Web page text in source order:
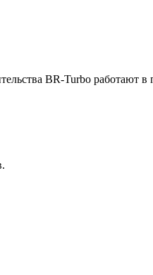
BR-Turbo работают в